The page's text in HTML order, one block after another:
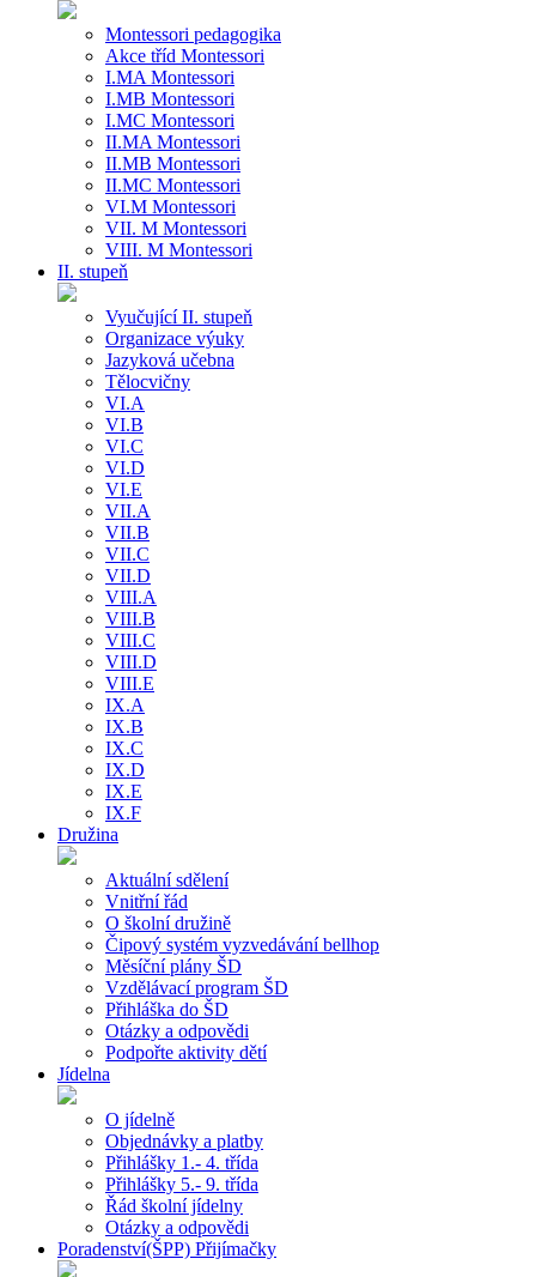
Montessori pedagogika
Akce tříd Montessori
I.MA Montessori
I.MB Montessori
I.MC Montessori
II.MA Montessori
II.MB Montessori
II.MC Montessori
VI.M Montessori
VII. M Montessori
VIII. M Montessori
II. stupeň
Vyučující II. stupeň
Organizace výuky
Jazyková učebna
Tělocvičny
VI.A
VI.B
VI.C
VI.D
VI.E
VII.A
VII.B
VII.C
VII.D
VIII.A
VIII.B
VIII.C
VIII.D
VIII.E
IX.A
IX.B
IX.C
IX.D
IX.E
IX.F
Družina
Aktuální sdělení
Vnitřní řád
O školní družině
Čipový systém vyzvedávání bellhop
Měsíční plány ŠD
Vzdělávací program ŠD
Přihláška do ŠD
Otázky a odpovědi
Podpořte aktivity dětí
Jídelna
O jídelně
Objednávky a platby
Přihlášky 1.- 4. třída
Přihlášky 5.- 9. třída
Řád školní jídelny
Otázky a odpovědi
Poradenství(ŠPP) Přijímačky